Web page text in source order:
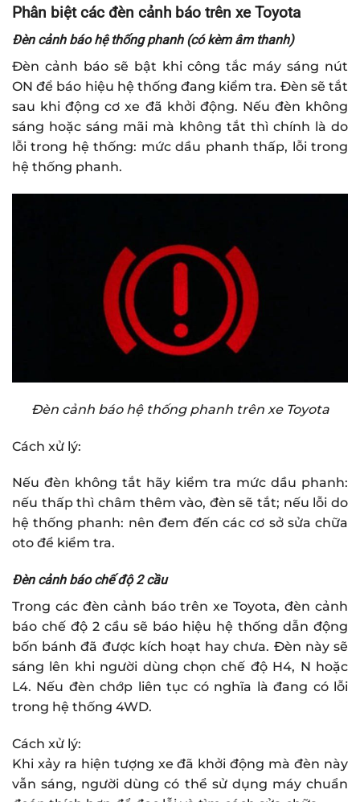
Phân biệt các đèn cảnh báo trên xe Toyota
Đèn cảnh báo hệ thống phanh (có kèm âm thanh)
Đèn cảnh báo sẽ bật khi công tắc máy sáng nút
ON để báo hiệu hệ thống đang kiểm tra. Đèn sẽ tắt
sau khi động cơ xe đã khởi động. Nếu đèn không
sáng hoặc sáng mãi mà không tắt thì chính là do
lỗi trong hệ thống: mức dầu phanh thấp, lỗi trong
hệ thống phanh.
Đèn cảnh báo hệ thống phanh trên xe Toyota
Cách xử lý:
Nếu đèn không tắt hãy kiểm tra mức dầu phanh:
nếu thấp thì châm thêm vào, đèn sẽ tắt; nếu lỗi do
hệ thống phanh: nên đem đến các cơ sở sửa chữa
oto để kiểm tra.
Đèn cảnh báo chế độ 2 cầu
Trong các đèn cảnh báo trên xe Toyota, đèn cảnh
báo chế độ 2 cầu sẽ báo hiệu hệ thống dẫn động
bốn bánh đã được kích hoạt hay chưa. Đèn này sẽ
sáng lên khi người dùng chọn chế độ H4, N hoặc
L4. Nếu đèn chớp liên tục có nghĩa là đang có lỗi
trong hệ thống 4WD.
Cách xử lý:
Khi xảy ra hiện tượng xe đã khởi động mà đèn này
vẫn sáng, người dùng có thể sử dụng máy chuẩn